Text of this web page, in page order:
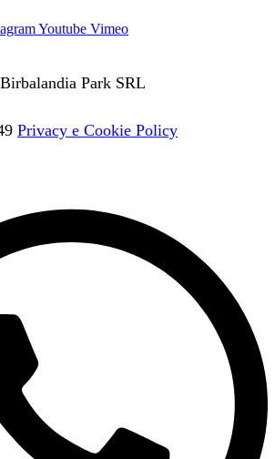
Youtube Vimeo
Park SRL
Privacy e Cookie Policy